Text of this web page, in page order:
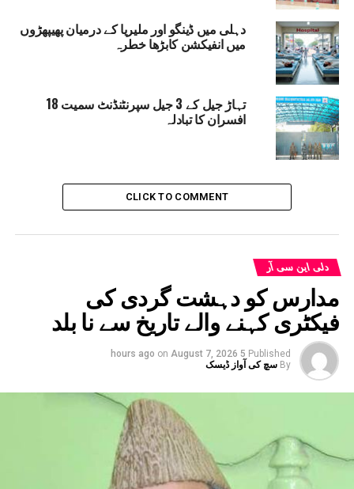
دہلی میں ڈینگو اور ملیریا کے درمیان پھیپھڑوں
میں انفیکشن کابڑھا خطرہ
تہاڑ جیل کے 3 جیل سپرنٹنڈنٹ سمیت 18
افسران کا تبادلہ
CLICK TO COMMENT
دلی این سی آر
مدارس کو دہشت گردی کی
فیکٹری کہنے والے تاریخ سے نا بلد
Published
5 hours ago
on August 7, 2026
By سچ کی آواز ڈیسک